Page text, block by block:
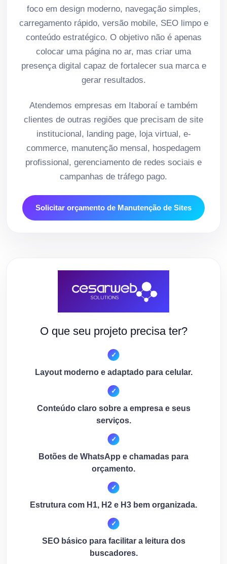
foco em design moderno, navegação simples,
carregamento rápido, versão mobile, SEO limpo e
conteúdo estratégico. O objetivo não é apenas
colocar uma página no ar, mas criar uma
presença digital capaz de fortalecer sua marca e
gerar resultados.
Atendemos empresas em Itaboraí e também
clientes de outras regiões que precisam de site
institucional, landing page, loja virtual, e-
commerce, manutenção mensal, hospedagem
profissional, gerenciamento de redes sociais e
campanhas de tráfego pago.
Solicitar orçamento de Manutenção de Sites
O que seu projeto precisa ter?
Layout moderno e adaptado para celular.
Conteúdo claro sobre a empresa e seus
serviços.
Botões de WhatsApp e chamadas para
orçamento.
Estrutura com H1, H2 e H3 bem organizada.
SEO básico para facilitar a leitura dos
buscadores.